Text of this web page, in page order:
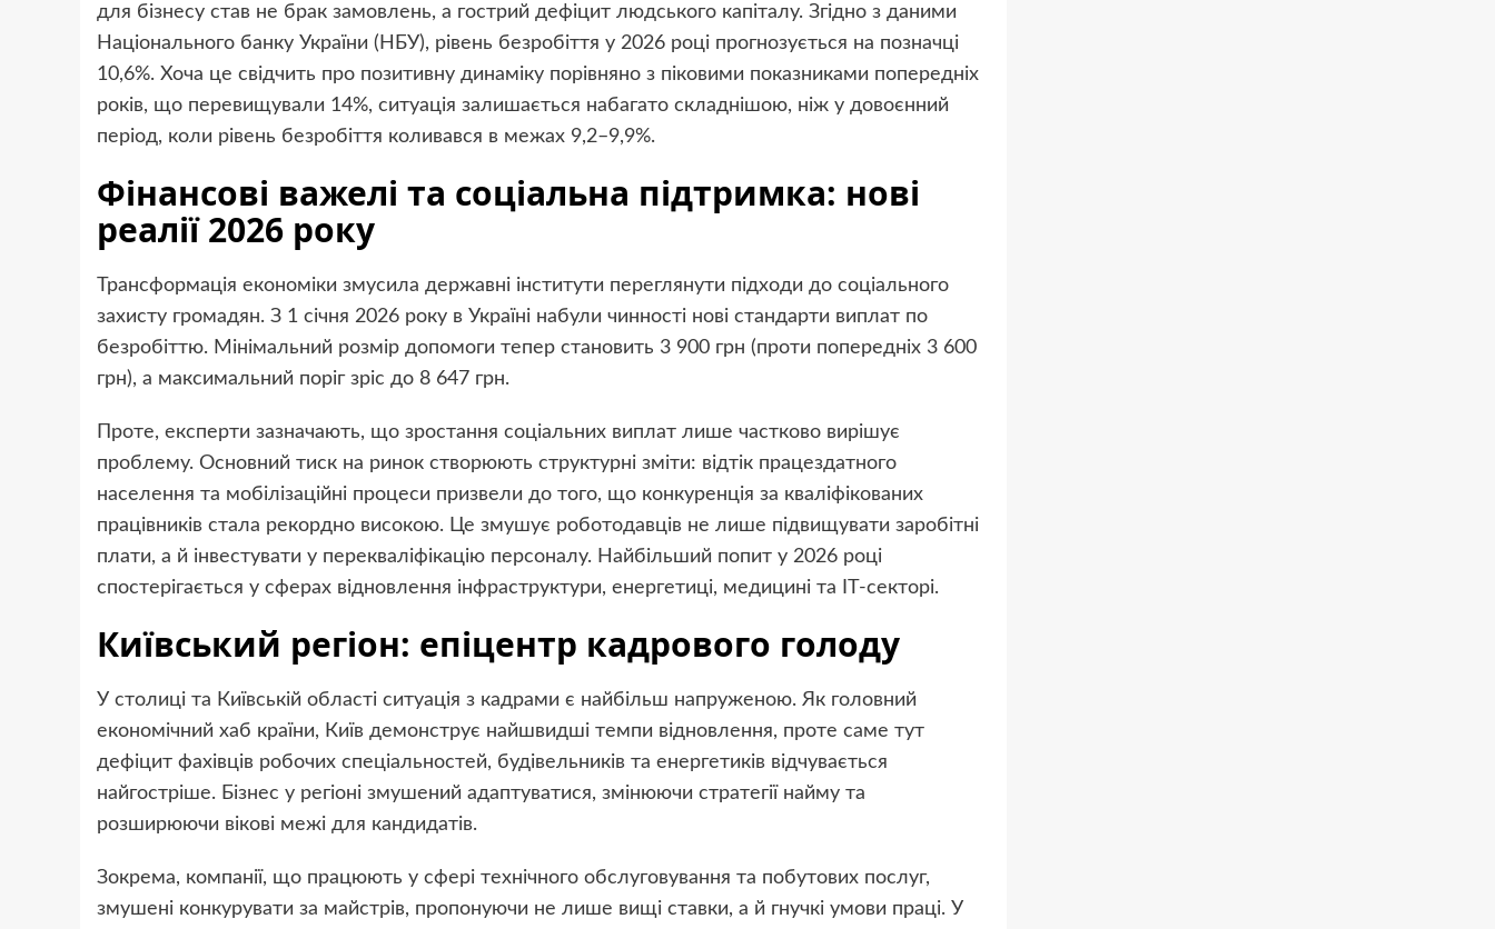
для бізнесу став не брак замовлень, а гострий дефіцит людського капіталу. Згідно з даними
Національного банку України (НБУ), рівень безробіття у 2026 році прогнозується на позначці
10,6%. Хоча це свідчить про позитивну динаміку порівняно з піковими показниками попередніх
років, що перевищували 14%, ситуація залишається набагато складнішою, ніж у довоєнний
період, коли рівень безробіття коливався в межах 9,2–9,9%.
Фінансові важелі та соціальна підтримка: нові
реалії 2026 року
Трансформація економіки змусила державні інститути переглянути підходи до соціального
захисту громадян. З 1 січня 2026 року в Україні набули чинності нові стандарти виплат по
безробіттю. Мінімальний розмір допомоги тепер становить 3 900 грн (проти попередніх 3 600
грн), а максимальний поріг зріс до 8 647 грн.
Проте, експерти зазначають, що зростання соціальних виплат лише частково вирішує
проблему. Основний тиск на ринок створюють структурні зміти: відтік працездатного
населення та мобілізаційні процеси призвели до того, що конкуренція за кваліфікованих
працівників стала рекордно високою. Це змушує роботодавців не лише підвищувати заробітні
плати, а й інвестувати у перекваліфікацію персоналу. Найбільший попит у 2026 році
спостерігається у сферах відновлення інфраструктури, енергетиці, медицині та IT-секторі.
Київський регіон: епіцентр кадрового голоду
У столиці та Київській області ситуація з кадрами є найбільш напруженою. Як головний
економічний хаб країни, Київ демонструє найшвидші темпи відновлення, проте саме тут
дефіцит фахівців робочих спеціальностей, будівельників та енергетиків відчувається
найгостріше. Бізнес у регіоні змушений адаптуватися, змінюючи стратегії найму та
розширюючи вікові межі для кандидатів.
Зокрема, компанії, що працюють у сфері технічного обслуговування та побутових послуг,
змушені конкурувати за майстрів, пропонуючи не лише вищі ставки, а й гнучкі умови праці. У